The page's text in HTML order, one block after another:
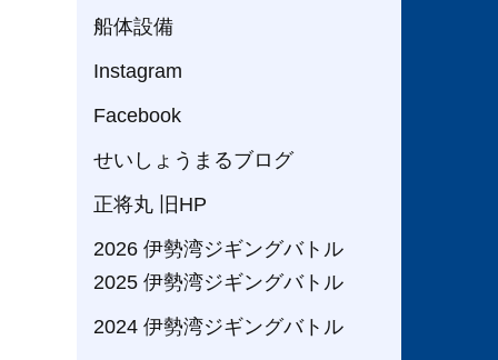
船体設備
Instagram
Facebook
せいしょうまるブログ
正将丸 旧HP
2026 伊勢湾ジギングバトル
2025 伊勢湾ジギングバトル
2024 伊勢湾ジギングバトル